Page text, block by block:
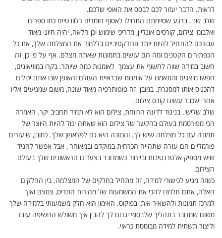
לראות. הדבר יעזור לכם לבסס את האופי שלכם.
שלב שני. ברגע שסיימתם התחילו לאסוף חומרים רלוונטיים כמו ספרים
ואלבומי צילום, קורסים אונליין, מדריכי שימוש וכן הלאה, יהיה חיוני מאוד
עבורכם להתחיל להיות יותר פרודקטיביים בללמוד את המצלמה שלך, את כל
הכפתורים הקטנים ומה הם עושים בתמונות שאתה מצלם. אף על פי כן, זה
חשוב במידה שווה לחשוף את עצמך לאומנות כמה שיותר. בקרו במוזיאונים,
חפשו מיצגים והתאמנו על אומנות שבראיית העולם והאופן שבו אתם יכולים
להכניס אותו למסגרת. במובן זה פוטותרפיה מאוד שונה, משום שמגיעים אליו
אחרי שכבר עשינו קורס צילום.
שלב שלישי. בניגוד לדעה הרווחת, צילום הוא לא תמיד תחביב יקר. האמרה
הכי מפורסמת בעולם בהקשר של צילום הוא שאתה יכול להיות היוצר של
תמונה עם כל מצלמה שיש לך. והכוונה היא גם לפלאפון שלך. כמובן, שיעורים
פורמליים הם עזרה שתהייה הכרחית במוקדם ובמאוחר , אבל אפשר להגיד
שיש מספיק אלטרנטיבות ובייחוד כשמדובר בצעדים הראשונים שלך בעולם
הצילום.
כשזה מגיע לכישורי למידה, זה מתחיל בחלקים של המצלמה. בין החלקים
האלה, אתם תלמדו להכי את המשמעות של מהירות התריס, צמצם ואיך
למרכז תמונות ולהשאיר אותן בפוקוס. האימון הוא חלק משמעותי בלמידה שלך
משום שמדובר בתהליך שלבסוף יגרום לך להבין איך משולש החשיפה עובד
וליצור תשתית למידה מבוססת כראוי.